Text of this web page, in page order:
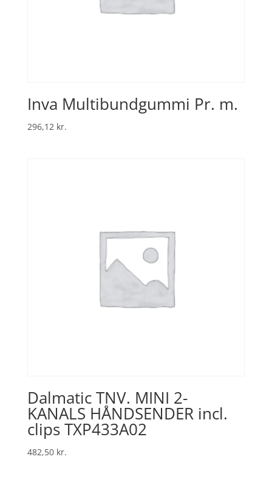
Inva Multibundgummi Pr. m.
296,12 kr.
Dalmatic TNV. MINI 2-
KANALS HÅNDSENDER incl.
clips TXP433A02
482,50 kr.